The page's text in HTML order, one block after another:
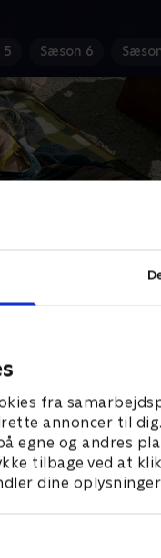
fra
annoncer til
egne og andres
tilbage ved at
dine
5 Sæson 6
23-årige Lisa
og ved ikke, hvem
Hun lider af
• 43 min